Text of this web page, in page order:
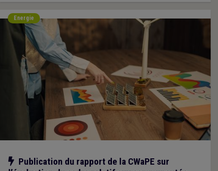
Energie
Notre action
Publication du rapport de la CWaPE sur